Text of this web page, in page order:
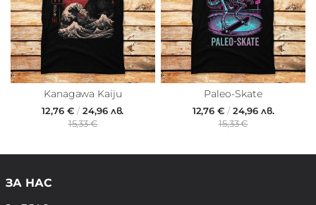
Kanagawa Kaiju
12,76 € /24,96 лв.
15,33 €
Paleo-Skate
12,76 €/24,96 лв.
15,33 €
ЗА НАС